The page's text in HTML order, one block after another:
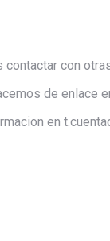
contactar con
de enlace
en